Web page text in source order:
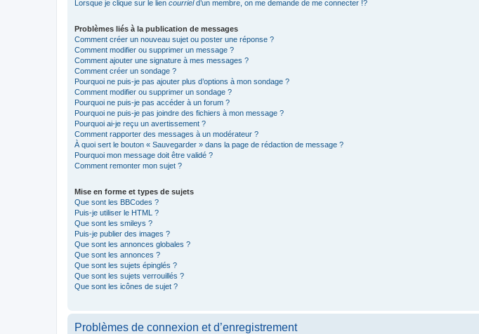
Lorsque je clique sur le lien courrield’un membre, on me demande de me connecter !?
Problèmes liés à la publication de messages
Comment créer un nouveau sujet ou poster une réponse ?
Comment modifier ou supprimer un message ?
Comment ajouter une signature à mes messages ?
Comment créer un sondage ?
Pourquoi ne puis-je pas ajouter plus d’options à mon sondage ?
Comment modifier ou supprimer un sondage ?
Pourquoi ne puis-je pas accéder à un forum ?
Pourquoi ne puis-je pas joindre des fichiers à mon message ?
Pourquoi ai-je reçu un avertissement ?
Comment rapporter des messages à un modérateur ?
À quoi sert le bouton « Sauvegarder » dans la page de rédaction de message ?
Pourquoi mon message doit être validé ?
Comment remonter mon sujet ?
Mise en forme et types de sujets
Que sont les BBCodes ?
Puis-je utiliser le HTML ?
Que sont les smileys ?
Puis-je publier des images ?
Que sont les annonces globales ?
Que sont les annonces ?
Que sont les sujets épinglés ?
Que sont les sujets verrouillés ?
Que sont les icônes de sujet ?
Problèmes de connexion et d’enregistrement